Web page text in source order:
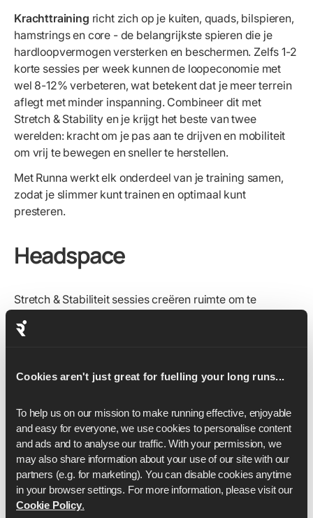
Cookies aren't just great for fuelling your long runs...
To help us on our mission to make running effective, enjoyable
and easy for everyone, we use cookies to personalise content
and ads and to analyse our traffic. With your permission, we
may also share information about your use of our site with our
partners (e.g. for marketing). You can disable cookies anytime
in your browser settings. For more information, please visit our
Cookie Policy.
Krachttraining richt zich op je kuiten, quads, bilspieren,
hamstrings en core - de belangrijkste spieren die je
hardloopvermogen versterken en beschermen. Zelfs 1-2
korte sessies per week kunnen de loopeconomie met
wel 8-12% verbeteren, wat betekent dat je meer terrein
aflegt met minder inspanning. Combineer dit met
Stretch & Stability en je krijgt het beste van twee
werelden: kracht om je pas aan te drijven en mobiliteit
om vrij te bewegen en sneller te herstellen.
Met Runna werkt elk onderdeel van je training samen,
zodat je slimmer kunt trainen en optimaal kunt
presteren.
Headspace
Stretch & Stabiliteit sessies creëren ruimte om te
met je lichaam - het opbouwen van balans, mobiliteit en
opbouwen, waardoor ze net zo waardevol zijn voor je
Elke sessie is eenkans om geduld, focus en
zelfbewustzijn te oefenen.Door langzaam en met
intentie te bewegen, merk je strakheid,
onevenwichtigheden en kleine gebieden van
vooruitgang op die je anders misschien zou missen.
Week na week stapelen deze kleine verbeteringen zich